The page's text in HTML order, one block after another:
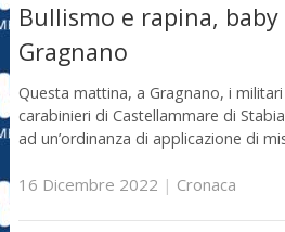
Bullismo e rapina, baby
Gragnano
Questa mattina, a Gragnano, i
carabinieri di Castellammare di
ad un’ordinanza di applicazione di
16 Dicembre 2022 | Cronaca